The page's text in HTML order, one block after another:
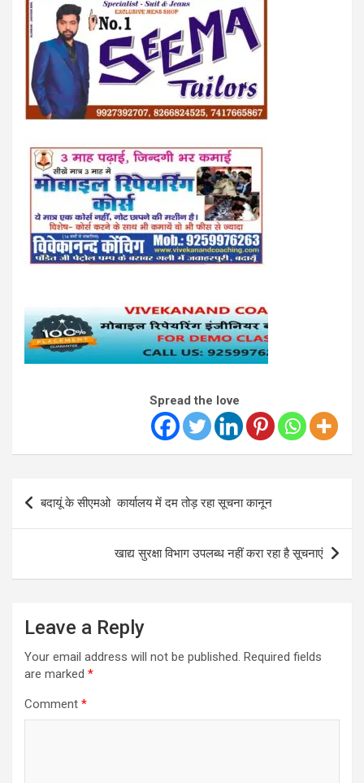
Spread the love
Post
navigation
बदायूं के सीएमओ कार्यालय में दम तोड़ रहा सूचना कानून
खाद्य सुरक्षा विभाग उपलब्ध नहीं करा रहा है सूचनाएं
Leave a Reply
Your email address will not be published. Required fields
are marked *
Comment *